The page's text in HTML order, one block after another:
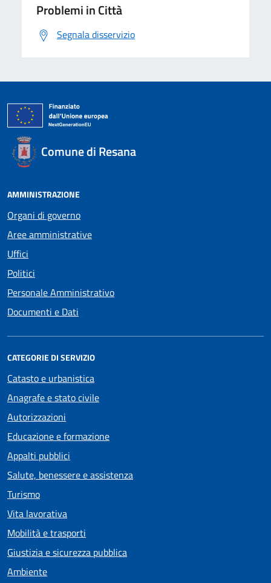
Problemi in Città
Segnala disservizio
Comune di Resana
AMMINISTRAZIONE
Organi di governo
Aree amministrative
Uffici
Politici
Personale Amministrativo
Documenti e Dati
CATEGORIE DI SERVIZIO
Catasto e urbanistica
Anagrafe e stato civile
Autorizzazioni
Educazione e formazione
Appalti pubblici
Salute, benessere e assistenza
Turismo
Vita lavorativa
Mobilità e trasporti
Giustizia e sicurezza pubblica
Ambiente